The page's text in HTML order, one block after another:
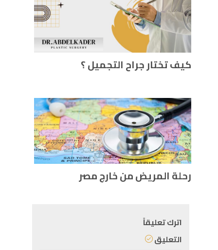
كيف تختار جراح التجميل ؟
رحلة المريض من خارج مصر
اترك تعليقاً
التعليق